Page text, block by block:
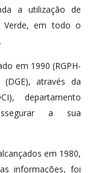
a utilização de
Verde, em todo o
em 1990 (RGPH-
através da
departamento
a sua
em 1980,
informações, foi